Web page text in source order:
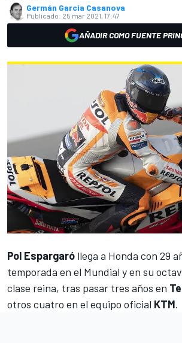
Germán Garcia Casanova
Publicado: 25 mar 2021, 17:47
AÑADIR COMO FUENTE
Pol Espargaró llega a Honda con 29
temporada en el Mundial y en su
clase reina, tras pasar tres años en
otros cuatro en el equipo oficial KTM.